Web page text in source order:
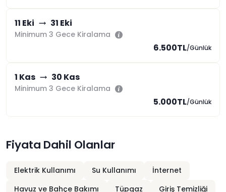
11 Eki 31 Eki
Minimum 3 Gece Kiralama
6.500TL/Günlük
1 Kas 30 Kas
Minimum 3 Gece Kiralama
5.000TL/Günlük
Fiyata Dahil Olanlar
Elektrik Kullanımı Su Kullanımı
İnternet
Havuz ve Bahçe Bakımı
Tüpgaz Giriş Temizliği